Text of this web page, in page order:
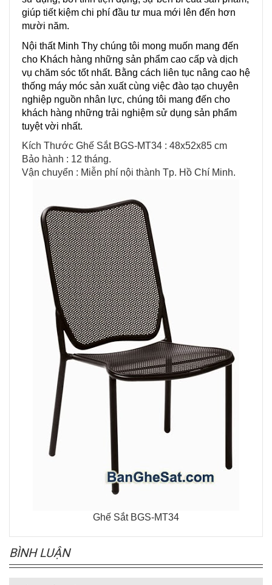
giúp tiết kiệm chi phí đầu tư mua mới lên đến hơn
mười năm.
Nội thất Minh Thy chúng tôi mong muốn mang đến
cho Khách hàng những sản phẩm cao cấp và dịch
vụ chăm sóc tốt nhất. Bằng cách liên tục nâng cao hệ
thống máy móc sản xuất cùng việc đào tạo chuyên
nghiệp nguồn nhân lực, chúng tôi mang đến cho
khách hàng những trải nghiệm sử dụng sản phẩm
tuyệt vời nhất.
Kích Thước Ghế Sắt BGS-MT34 : 48x52x85 cm
Bảo hành : 12 tháng.
Vận chuyển : Miễn​ p​hí nội thành​ Tp. Hồ Chí Minh.
Ghế Sắt BGS-MT34
BÌNH LUẬN